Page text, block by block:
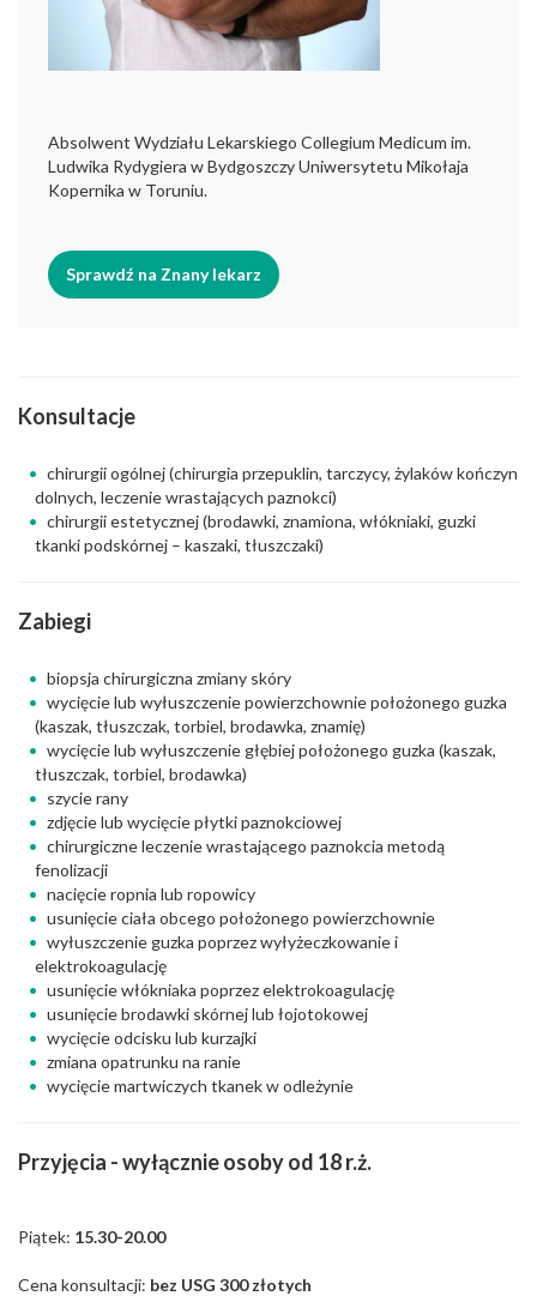
Absolwent Wydziału Lekarskiego Collegium Medicum im.
Ludwika Rydygiera w Bydgoszczy Uniwersytetu Mikołaja
Kopernika w Toruniu.
Sprawdź na Znany lekarz
Konsultacje
chirurgii ogólnej (chirurgia przepuklin, tarczycy, żylaków kończyn
dolnych, leczenie wrastających paznokci)
chirurgii estetycznej (brodawki, znamiona, włókniaki, guzki
tkanki podskórnej – kaszaki, tłuszczaki)
Zabiegi
biopsja chirurgiczna zmiany skóry
wycięcie lub wyłuszczenie powierzchownie położonego guzka
(kaszak, tłuszczak, torbiel, brodawka, znamię)
wycięcie lub wyłuszczenie głębiej położonego guzka (kaszak,
tłuszczak, torbiel, brodawka)
szycie rany
zdjęcie lub wycięcie płytki paznokciowej
chirurgiczne leczenie wrastającego paznokcia metodą
fenolizacji
nacięcie ropnia lub ropowicy
usunięcie ciała obcego położonego powierzchownie
wyłuszczenie guzka poprzez wyłyżeczkowanie i
elektrokoagulację
usunięcie włókniaka poprzez elektrokoagulację
usunięcie brodawki skórnej lub łojotokowej
wycięcie odcisku lub kurzajki
zmiana opatrunku na ranie
wycięcie martwiczych tkanek w odleżynie
Przyjęcia - wyłącznie osoby od 18 r.ż.
Piątek: 15.30-20.00
Cena konsultacji: bez USG 300 złotych